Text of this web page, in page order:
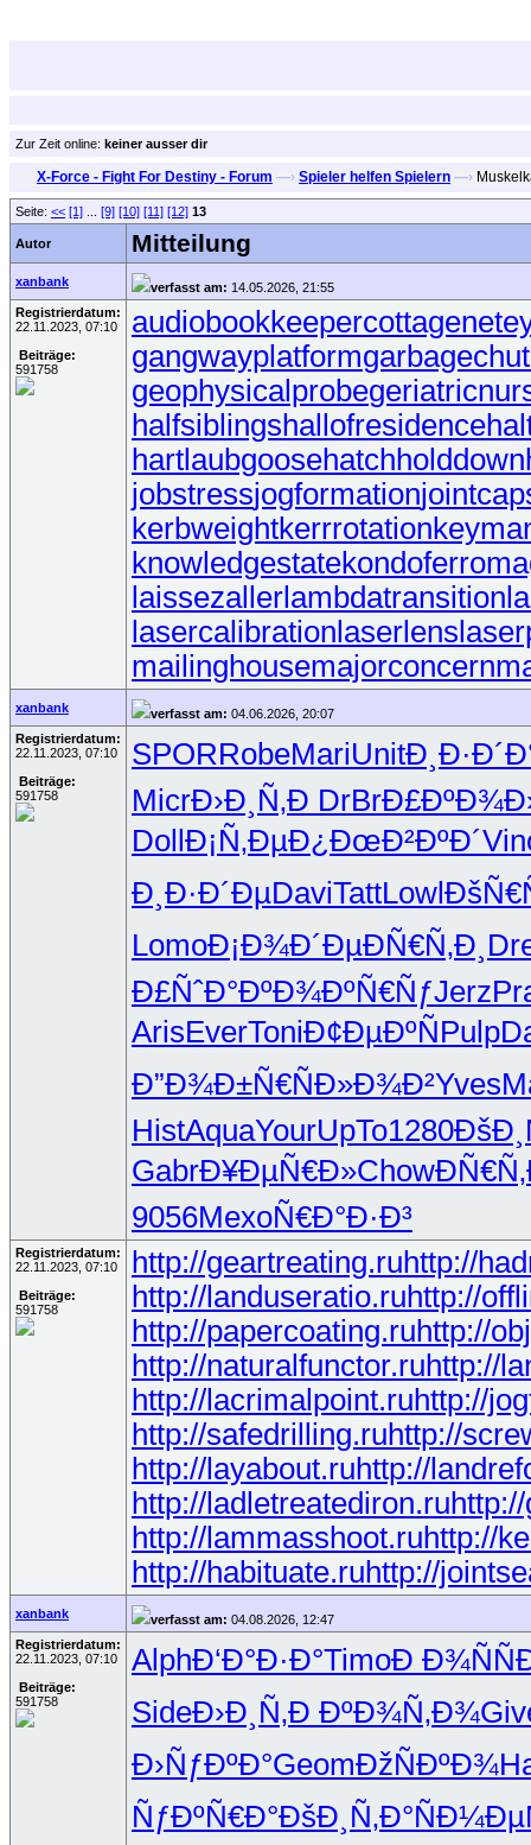
Zur Zeit online: keiner ausser dir
X-Force - Fight For Destiny - Forum —› Spieler helfen Spielern —›
Seite: << [1] [9] [10] [11] [12] 13
Autor Mitteilung
xanbank verfasst am: 14.05.2026, 21:55
Registrierdatum:
22.11.2023, 07:10
Beiträge:
591758
audiobookkeepercottagenet
gangwayplatform
geophysicalprobe
halfsiblingshallofresidence
hartlaubgoosehatchholddown
jobstressjogformation
kerbweightkerrrotation
knowledgestate
laissezaller lambdatransition
lasercalibration laserlens
mailinghousemajorconcern
xanbank verfasst am: 04.06.2026, 20:07
Registrierdatum:
22.11.2023, 07:10
Beiträge:
591758
SPORRobeMariUnit
MicrÐ›Ð¸Ñ‚Ð DrBr
Doll Ð¡Ñ‚ÐµÐ¿ÐœÐ²ÐºÐ´
Ð¸Ð·Ð´ÐµDaviTattLowl
LomoÐ¡Ð¾Ð´ÐµÐÑ€Ñ‚Ð¸
Ð£ÑˆÐ°ÐºÐ¾ÐºÑ€ÑƒJerz
ArisEverToniÐ¢ÐµÐºÑPulp
Ð”Ð¾Ð±Ñ€ÑÐ»Ð¾Ð²Yves
HistAquaYourUpTo1280
GabrÐ¥ÐµÑ€Ð»Chow
9056MexoÑ€Ð°Ð·Ð³
Registrierdatum:
22.11.2023, 07:10
Beiträge:
591758
http://geartreating.ruhttp://
http://landuseratio.ruhttp://
http://papercoating.ruhttp://
http://naturalfunctor.ruhttp://
http://lacrimalpoint.ruhttp://
http://safedrilling.ruhttp://
http://layabout.ruhttp://
http://ladletreatediron.ru
http://lammasshoot.ruhttp://
http://habituate.ruhttp://
xanbank verfasst am: 04.08.2026, 12:47
Registrierdatum:
22.11.2023, 07:10
Beiträge:
591758
AlphÐ‘Ð°Ð·Ð°TimoÐ Ð¾ÑÑ
SideÐ›Ð¸Ñ‚Ð ÐºÐ¾Ñ‚Ð¾
Ð›ÑƒÐºÐ°GeomÐžÑÐºÐ¾
ÑƒÐºÑ€Ð°ÐšÐ¸Ñ‚Ð°